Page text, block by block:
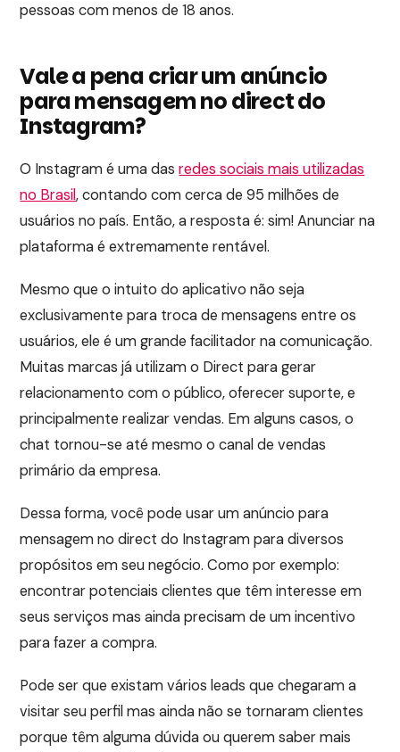
pessoas com menos de 18 anos.
Vale a pena criar um anúncio
para mensagem no direct do
Instagram?
O Instagram é uma dasredes sociais mais utilizadas
no Brasil, contando com cerca de 95 milhões de
usuários no país. Então, a resposta é: sim! Anunciar na
plataforma é extremamente rentável.
Mesmo que o intuito do aplicativo não seja
exclusivamente para troca de mensagens entre os
usuários, ele é um grande facilitador na comunicação.
Muitas marcas já utilizam o Direct para gerar
relacionamento com o público, oferecer suporte, e
principalmente realizar vendas. Em alguns casos, o
chat tornou-se até mesmo o canal de vendas
primário da empresa.
Dessa forma, você pode usar um anúncio para
mensagem no direct do Instagram para diversos
propósitos em seu negócio. Como por exemplo:
encontrar potenciais clientes que têm interesse em
seus serviços mas ainda precisam de um incentivo
para fazer a compra.
Pode ser que existam vários leads que chegaram a
visitar seu perfil mas ainda não se tornaram clientes
porque têm alguma dúvida ou querem saber mais